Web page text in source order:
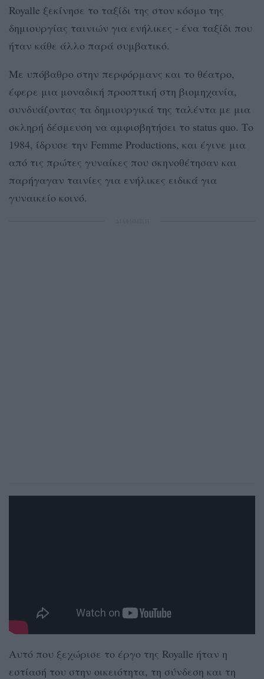
Royalle ξεκίνησε το ταξίδι της στον κόσμο της
δημιουργίας ταινιών για ενήλικες - ένα ταξίδι που
ήταν κάθε άλλο παρά συμβατικό.
Με υπόβαθρο στην περφόρμανς και το θέατρο,
έφερε μια μοναδική προοπτική στη βιομηχανία,
συνδυάζοντας τα δημιουργικά της ταλέντα με μια
σκληρή δέσμευση να αμφισβητήσει το status quo. Το
1984, ίδρυσε την Femme Productions, και έγινε μια
από τις πρώτες γυναίκες που σκηνοθέτησαν και
παρήγαγαν ταινίες για ενήλικες ειδικά για
γυναικείο κοινό.
Αυτό που ξεχώρισε το έργο της Royalle ήταν η
εστίασή του στην οικειότητα, τη σύνδεση και τη